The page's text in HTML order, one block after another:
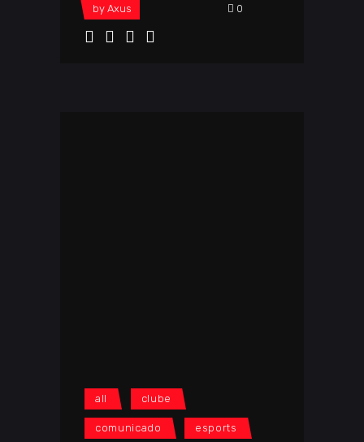
by Axus 0
all clube
comunicado esports